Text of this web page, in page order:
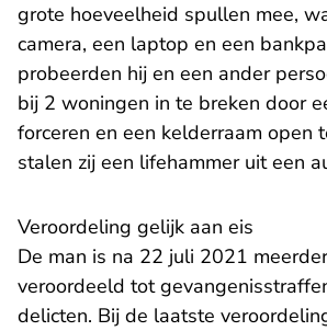
grote hoeveelheid spullen mee,
camera, een laptop en een
probeerden hij en een ander
bij 2 woningen in te breken door
forceren en een kelderraam open
stalen zij een lifehammer uit een
Veroordeling gelijk aan eis
De man is na 22 juli 2021
veroordeeld tot
delicten. Bij de laatste